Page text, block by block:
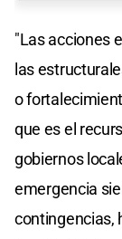
"Las acciones
las
o
que es el
gobiernos
emergencia
contingencias,